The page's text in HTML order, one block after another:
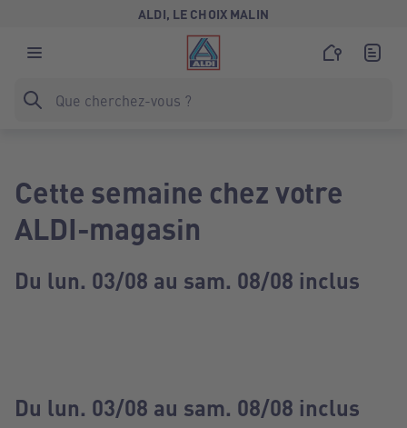
ALDI, LE CHOIX MALIN
Cette semaine chez votre
ALDI-magasin
Du lun. 03/08 au sam. 08/08 inclus
Du lun. 03/08 au sam. 08/08 inclus